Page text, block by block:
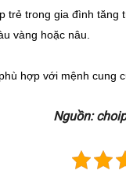
trẻ trong gia đình tăng
vàng hoặc nâu.
hợp với mệnh cung
Nguồn: